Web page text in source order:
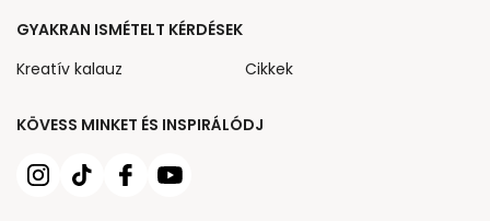
KÖVESS MINKET ÉS INSPIRÁLÓDJ
GYAKRAN ISMÉTELT KÉRDÉSEK
Kreatív kalauz
Cikkek